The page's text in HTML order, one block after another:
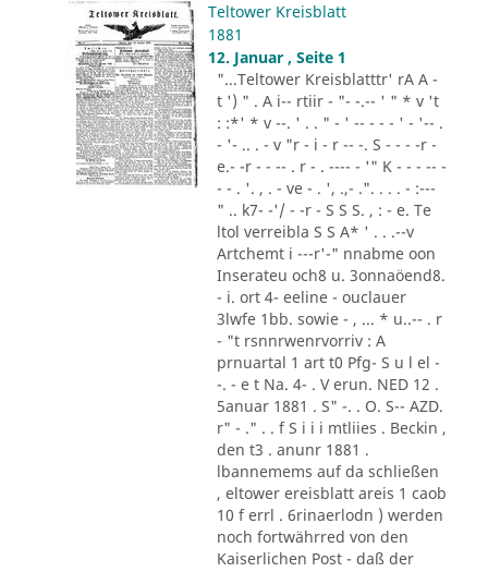
Teltower Kreisblatt
1881
12. Januar , Seite 1
"...Teltower Kreisblatttr' rA A -
t ') " . A i-- rtiir - "- -.-- ' " * v 't
: :*' * v --. ' . . " - ' -- - - - ' - '-- .
- '- .. . - v "r - i - r -- -. S - - - -r -
e.- -r - - -- . r - . ---- - '" K - - - -- -
- - . '. , . - ve - . ', .,- .". . . . - :---
" .. k7- -'/ - -r - S S S. , : - e. Te
ltol verreibla S S A* ' . . .--v
Artchemt i ---r'-" nnabme oon
Inserateu och8 u. 3onnaöend8.
- i. ort 4- eeline - ouclauer
3lwfe 1bb. sowie - , ... * u..-- . r
- "t rsnnrwenrvorriv : A
prnuartal 1 art t0 Pfg- S u l el -
-. - e t Na. 4- . V erun. NED 12 .
5anuar 1881 . S" -. . O. S-- AZD.
r" - ." . . f S i i i mtliies . Beckin ,
den t3 . anunr 1881 .
lbannemems auf da schließen
, eltower ereisblatt areis 1 caob
10 f errl . 6rinaerlodn ) werden
noch fortwährred von den
Kaiserlichen Post - daß der